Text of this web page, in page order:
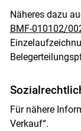
Näheres dazu
BMF-010102/
Für nähere
Verkauf“.